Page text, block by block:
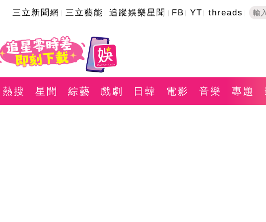
三立新聞網 三立藝能 追蹤娛樂星聞 FB YT threads
熱搜 星聞 綜藝 戲劇 日韓 電影 音樂 專題